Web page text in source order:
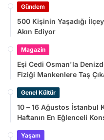
Gündem
500 Kişinin Yaşadığı
Akın Ediyor
Magazin
Eşi Cedi Osman'la
Fiziği Mankenlere Taş
Genel Kültür
10 – 16 Ağustos İstanbul
Haftanın En Eğlenceli
Yaşam